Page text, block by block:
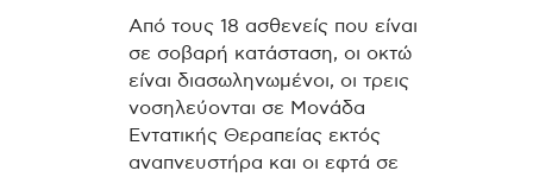
Από τους 18 ασθενείς που είναι
σε σοβαρή κατάσταση, οι οκτώ
είναι διασωληνωμένοι, οι τρεις
νοσηλεύονται σε Μονάδα
Εντατικής Θεραπείας εκτός
αναπνευστήρα και οι εφτά σε